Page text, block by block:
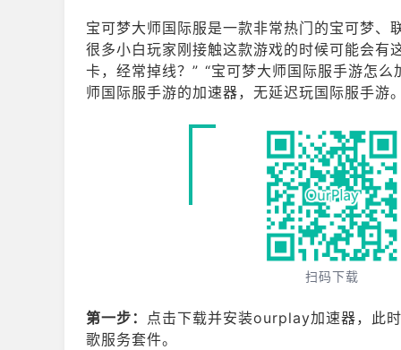
宝可梦大师国际服是一款非常热门的宝可梦
很多小白玩家刚接触这款游戏的时候可能会
卡，经常掉线？” “宝可梦大师国际服手游怎
师国际服手游的加速器，无延迟玩国际服手游
扫码下载
第一步： 点击下载并安装ourplay加速器，此
歌服务套件。